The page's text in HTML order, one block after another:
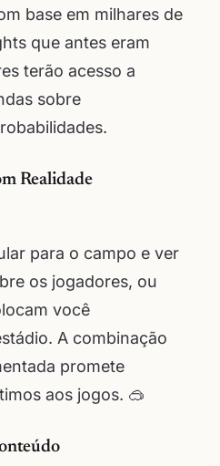
base em milhares de
que antes eram
terão acesso a
sobre
Realidade
para o campo e ver
os jogadores, ou
você
A combinação
promete
aos jogos. 🥽